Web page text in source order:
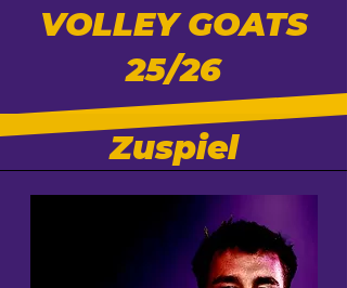
VOLLEY GOATS
25/26
Zuspiel